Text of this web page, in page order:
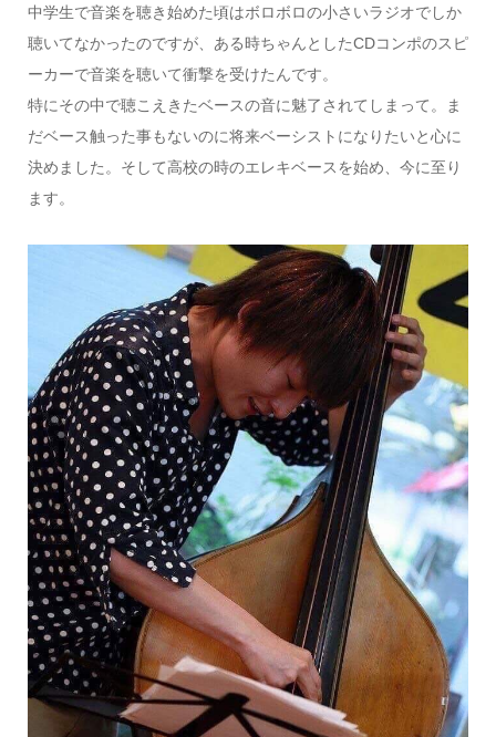
中学生で音楽を聴き始めた頃はボロボロの小さいラジオでしか
聴いてなかったのですが、ある時ちゃんとしたCDコンポのスピ
ーカーで音楽を聴いて衝撃を受けたんです。
特にその中で聴こえきたベースの音に魅了されてしまって。ま
だベース触った事もないのに将来ベーシストになりたいと心に
決めました。そして高校の時のエレキベースを始め、今に至り
ます。